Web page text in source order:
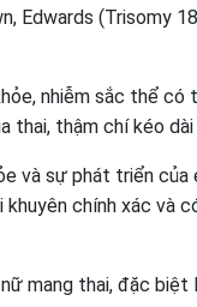
Edwards (Trisomy
nhiễm sắc thể có
thai, thậm chí kéo
và sự phát triển của
chính xác và
mang thai, đặc biệt